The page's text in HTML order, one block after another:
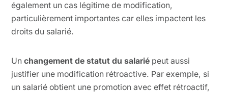
également un cas légitime de modification,
particulièrement importantes car elles impactent les
droits du salarié.
Unchangement de statut du salarié peut aussi
justifier une modification rétroactive. Par exemple, si
un salarié obtient une promotion avec effet rétroactif,